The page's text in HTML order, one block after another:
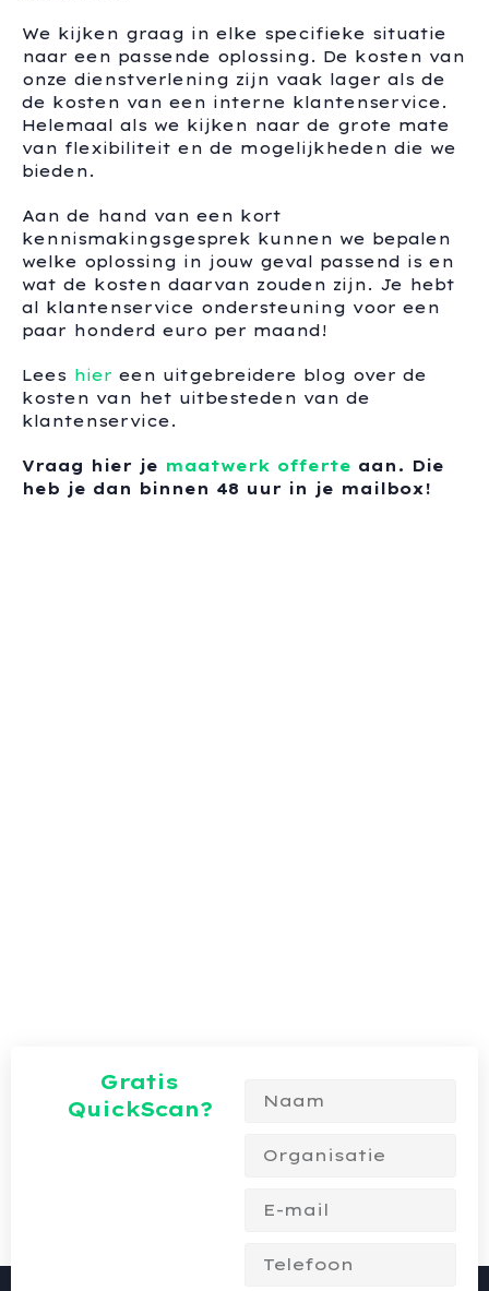
We kijken graag in elke specifieke situatie
naar een passende oplossing. De kosten van
onze dienstverlening zijn vaak lager als de
de kosten van een interne klantenservice.
Helemaal als we kijken naar de grote mate
van flexibiliteit en de mogelijkheden die we
bieden.
Aan de hand van een kort
kennismakingsgesprek kunnen we bepalen
welke oplossing in jouw geval passend is en
wat de kosten daarvan zouden zijn. Je hebt
al klantenservice ondersteuning voor een
paar honderd euro per maand!
Lees hier een uitgebreidere blog over de
kosten van het uitbesteden van de
klantenservice.
Vraag hier je maatwerk offerte aan. Die
heb je dan binnen 48 uur in je mailbox!
Gratis
QuickScan?